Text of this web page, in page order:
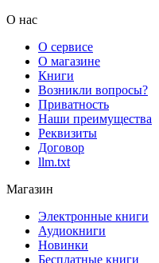
О нас
О сервисе
О магазине
Книги
Возникли вопросы?
Приватность
Наши преимущества
Реквизиты
Договор
llm.txt
Магазин
Электронные книги
Аудиокниги
Новинки
Бесплатные книги